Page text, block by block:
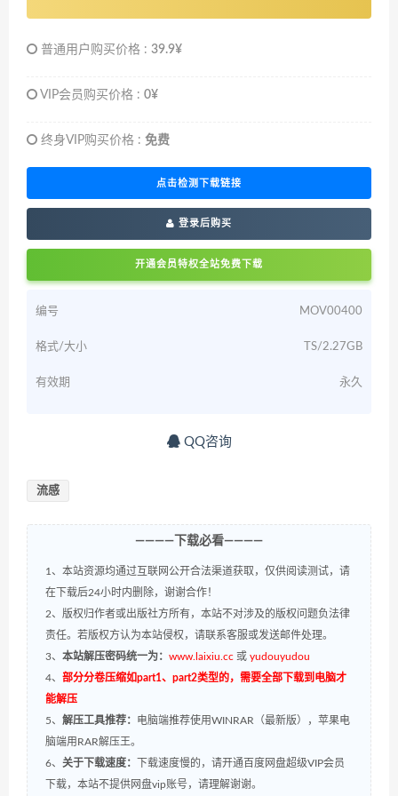
普通用户购买价格 : 39.9¥
VIP会员购买价格 : 0¥
终身VIP购买价格 : 免费
点击检测下载链接
登录后购买
开通会员特权全站免费下载
编号 MOV00400
格式/大小 TS/2.27GB
有效期 永久
QQ咨询
流感
————下载必看————
1、本站资源均通过互联网公开合法渠道获取，仅供阅读测试，请
在下载后24小时内删除，谢谢合作！
2、版权归作者或出版社方所有，本站不对涉及的版权问题负法律
责任。若版权方认为本站侵权，请联系客服或发送邮件处理。
3、 本站解压密码统一为： www.laixiu.cc 或 yudouyudou
4、 部分分卷压缩如part1、part2类型的，需要全部下载到电脑才
能解压
5、 解压工具推荐： 电脑端推荐使用WINRAR（最新版），苹果电
脑端用RAR解压王。
6、 关于下载速度：
下载速度慢的，请开通百度网盘超级VIP会员
下载，本站不提供网盘vip账号，请理解谢谢。